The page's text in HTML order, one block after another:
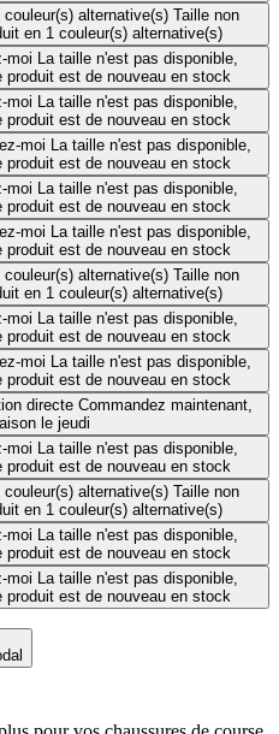
couleur(s) alternative(s) Taille non
en 1 couleur(s) alternative(s)
moi La taille n'est pas disponible,
produit est de nouveau en stock
moi La taille n'est pas disponible,
produit est de nouveau en stock
moi La taille n'est pas disponible,
produit est de nouveau en stock
moi La taille n'est pas disponible,
produit est de nouveau en stock
moi La taille n'est pas disponible,
produit est de nouveau en stock
couleur(s) alternative(s) Taille non
en 1 couleur(s) alternative(s)
moi La taille n'est pas disponible,
produit est de nouveau en stock
moi La taille n'est pas disponible,
produit est de nouveau en stock
directe Commandez maintenant,
le jeudi
moi La taille n'est pas disponible,
produit est de nouveau en stock
couleur(s) alternative(s) Taille non
en 1 couleur(s) alternative(s)
moi La taille n'est pas disponible,
produit est de nouveau en stock
moi La taille n'est pas disponible,
produit est de nouveau en stock